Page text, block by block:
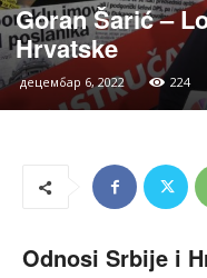
Goran Šarić –
Hrvatske
децембар 6, 2022 224
Odnosi Srbije i